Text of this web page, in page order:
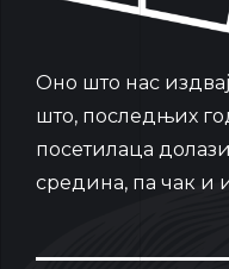
Oно што нас
што, последњих
посетилаца
средина, па чак и